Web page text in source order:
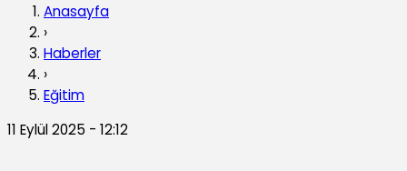
Anasayfa
›
Haberler
›
Eğitim
11 Eylül 2025 - 12:12